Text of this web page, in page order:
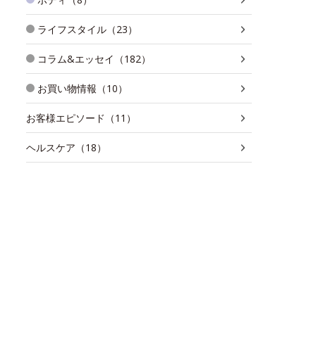
ライフスタイル（23）
コラム&エッセイ（182）
お買い物情報（10）
お客様エピソード（11）
ヘルスケア（18）